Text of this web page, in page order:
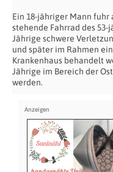
Ein 18-jähriger Mann fuhr
stehende Fahrrad des
Jährige schwere
und später im Rahmen
Krankenhaus behandelt
Jährige im Bereich der
werden.